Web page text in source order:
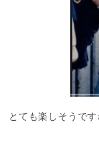
とても楽しそうです